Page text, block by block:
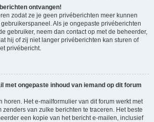
ontvangen!
zodat ze je geen privéberichten meer kunnen
Als je ongepaste privéberichten
gebruiker, neem dan contact op met de beheerder,
hij of zij niet langer privéberichten kan sturen of
privébericht.
met ongepaste inhoud van iemand op dit forum
horen. Het e-mailformulier van dit forum werkt met
van zulke berichten te traceren. Het beste
een kopie van het bericht e-mailen, inclusief